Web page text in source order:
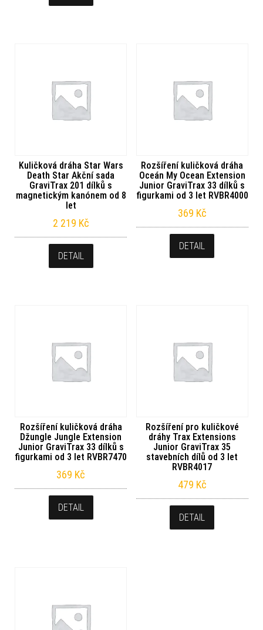
Kuličková dráha Star Wars
Death Star Akční sada
GraviTrax 201 dílků s
magnetickým kanónem od 8
let
2 219 Kč
DETAIL
Rozšíření kuličková dráha
Oceán My Ocean Extension
Junior GraviTrax 33 dílků s
figurkami od 3 let RVBR4000
369 Kč
DETAIL
Rozšíření kuličková dráha
Džungle Jungle Extension
Junior GraviTrax 33 dílků s
figurkami od 3 let RVBR7470
369 Kč
DETAIL
Rozšíření pro kuličkové
dráhy Trax Extensions
Junior GraviTrax 35
stavebních dílů od 3 let
RVBR4017
479 Kč
DETAIL